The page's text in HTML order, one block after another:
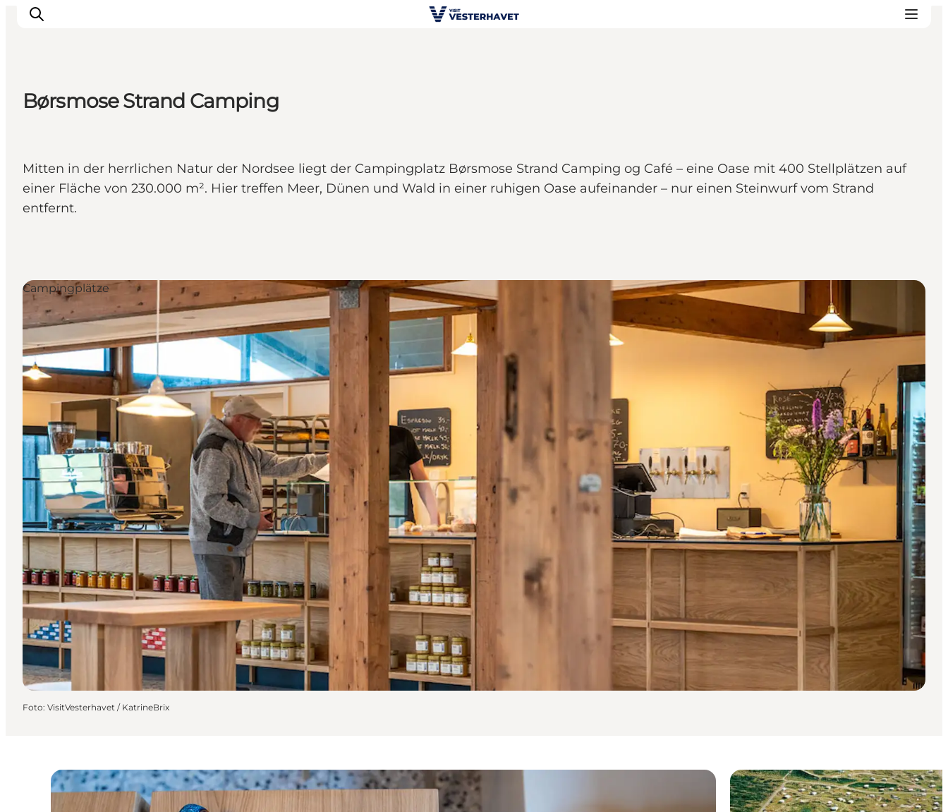
Unsere Städte
Essen & Übernachtung
Tickets kaufen
Børsmose Strand Camping
Mitten in der herrlichen Natur der Nordsee liegt der Campingplatz Børsmose Strand Camping og Café – eine Oase mit 400 Stellplätzen auf
einer Fläche von 230.000 m². Hier treffen Meer, Dünen und Wald in einer ruhigen Oase aufeinander – nur einen Steinwurf vom Strand
entfernt.
Campingplätze
Foto: VisitVesterhavet / KatrineBrix